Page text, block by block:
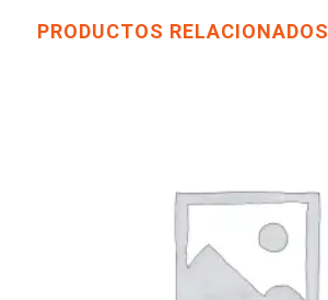
PRODUCTOS RELACIONADOS